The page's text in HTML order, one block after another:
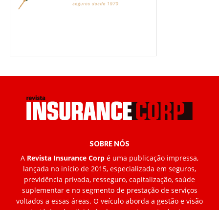
SOBRE NÓS
A Revista Insurance Corp é uma publicação impressa,
lançada no início de 2015, especializada em seguros,
previdência privada, resseguro, capitalização, saúde
suplementar e no segmento de prestação de serviços
voltados a essas áreas. O veículo aborda a gestão e visão